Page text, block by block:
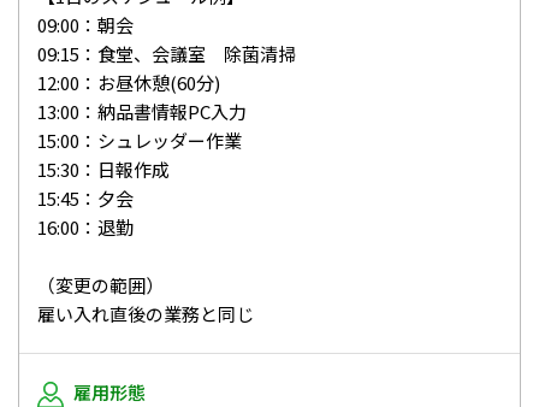
09:00：朝会
09:15：食堂、会議室 除菌清掃
12:00：お昼休憩(60分)
13:00：納品書情報PC入力
15:00：シュレッダー作業
15:30：日報作成
15:45：夕会
16:00：退勤
（変更の範囲）
雇い入れ直後の業務と同じ
雇用形態